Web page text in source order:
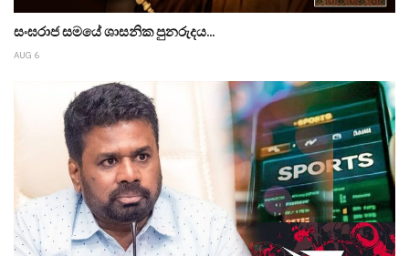
සංඝරාජ සමයේ ශාසනික පුනරුදය...
AUG 6